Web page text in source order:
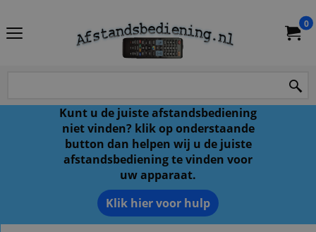
0
Kunt u de juiste afstandsbediening
niet vinden? klik op onderstaande
button dan helpen wij u de juiste
afstandsbediening te vinden voor
uw apparaat.
Klik hier voor hulp